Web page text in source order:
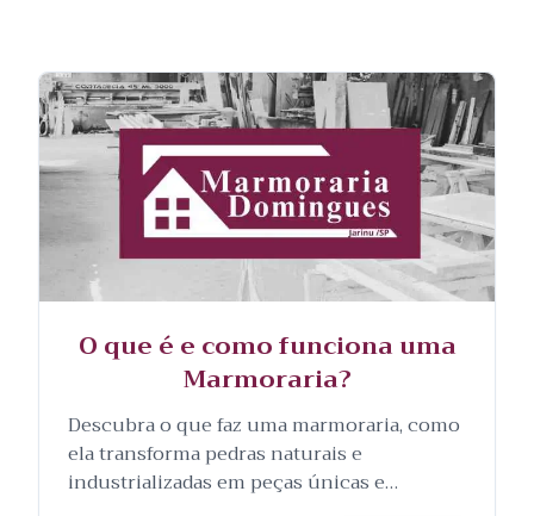
O que é e como funciona uma
Marmoraria?
Descubra o que faz uma marmoraria, como
ela transforma pedras naturais e
industrializadas em peças únicas e